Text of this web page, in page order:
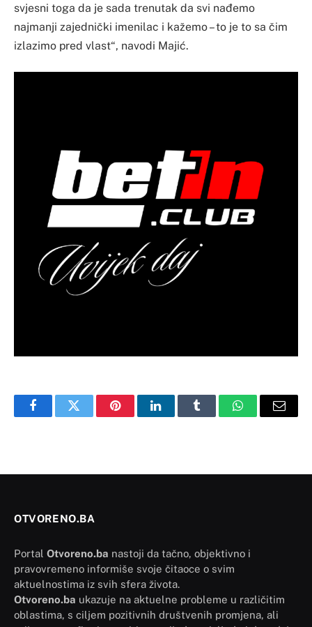
svjesni toga da je sada trenutak da svi nađemo
najmanji zajednički imenilac i kažemo – to je to sa čim
izlazimo pred vlast“, navodi Majić.
FacebookTwitter PinterestLinkedInTumblr WhatsAppEmail
OTVORENO.BA
Portal Otvoreno.ba nastoji da tačno, objektivno i
pravovremeno informiše svoje čitaoce o svim
aktuelnostima iz svih sfera života.
Otvoreno.ba ukazuje na aktuelne probleme u različitim
oblastima, s ciljem pozitivnih društvenih promjena, ali